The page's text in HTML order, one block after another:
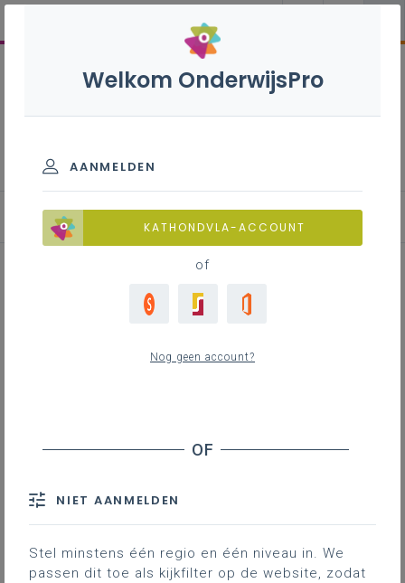
Basisinformatie
Tips voor vakgroepwerking
Contact
Welkom OnderwijsPro
AANMELDEN
KATHONDVLA-ACCOUNT
of
Nog geen account?
NIET AANMELDEN
Stel minstens één regio en één niveau in. We
passen dit toe als kijkfilter op de website, zodat